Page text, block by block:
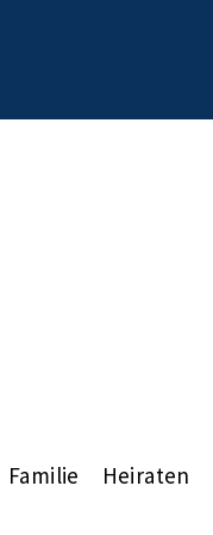
Familie Heiraten